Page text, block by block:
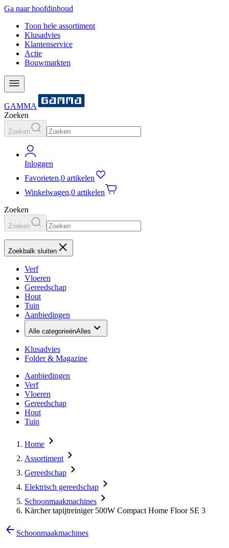
Ga naar hoofdinhoud
Toon hele assortiment
Klusadvies
Klantenservice
Actie
Bouwmarkten
GAMMA
Zoeken
Zoeken
Inloggen
Favorieten,0 artikelen
Winkelwagen,0 artikelen
Zoeken
Zoeken
Zoekbalk sluiten
Verf
Vloeren
Gereedschap
Hout
Tuin
Aanbiedingen
Alle categorieënAlles
Klusadvies
Folder & Magazine
Aanbiedingen
Verf
Vloeren
Gereedschap
Hout
Tuin
Home
Assortiment
Gereedschap
Elektrisch gereedschap
Schoonmaakmachines
Kärcher tapijtreiniger 500W Compact Home Floor SE 3
Schoonmaakmachines